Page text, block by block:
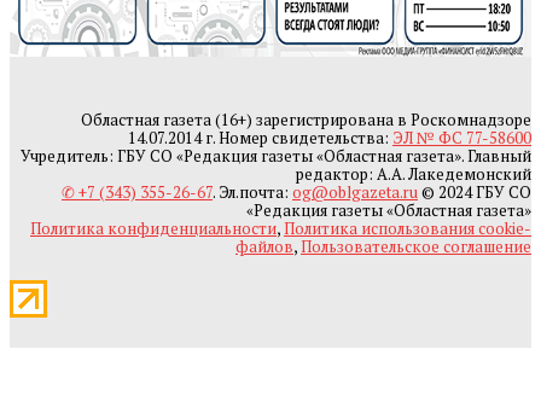
Областная газета (16+) зарегистрирована в Роскомнадзоре
14.07.2014 г. Номер свидетельства: ЭЛ № ФС 77-58600
Учредитель: ГБУ СО «Редакция газеты «Областная газета». Главный
редактор: А.А. Лакедемонский
✆ +7 (343) 355-26-67. Эл.почта: og@oblgazeta.ru© 2024 ГБУ СО
«Редакция газеты «Областная газета»
Политика конфиденциальности,Политика использования cookie-
файлов,Пользовательское соглашение